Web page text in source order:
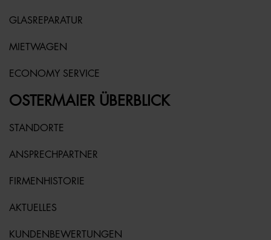
GLASREPARATUR
MIETWAGEN
ECONOMY SERVICE
OSTERMAIER ÜBERBLICK
STANDORTE
ANSPRECHPARTNER
FIRMENHISTORIE
AKTUELLES
KUNDENBEWERTUNGEN